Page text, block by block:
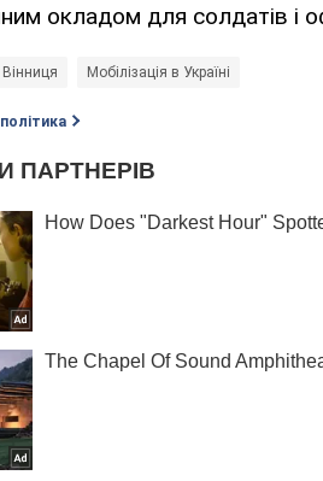
окладом для солдатів і
Вінниця Мобілізація в Україні